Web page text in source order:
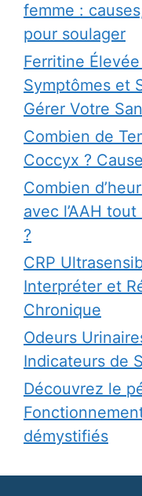
femme :
pour soulager
Ferritine
Symptômes et
Gérer Votre
Combien de
Coccyx ?
Combien
avec l’AAH
?
CRP
Interpréter et
Chronique
Odeurs
Indicateurs de
Découvrez le
démystifiés